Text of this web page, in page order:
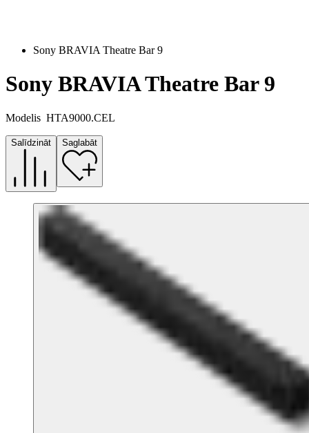
Sony BRAVIA Theatre Bar 9
Sony BRAVIA Theatre Bar 9
Modelis HTA9000.CEL
Salīdzināt Saglabāt